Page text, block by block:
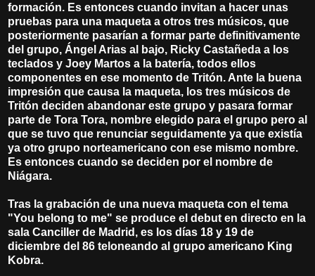
formación. Es entonces cuando invitan a hacer unas
pruebas para una maqueta a otros tres músicos, que
posteriormente pasarían a formar parte definitivamente
del grupo, Ángel Arias al bajo, Ricky Castañeda a los
teclados y Joey Martos a la batería, todos ellos
componentes en ese momento de Tritón. Ante la buena
impresión que causa la maqueta, los tres músicos de
Tritón deciden abandonar este grupo y pasara formar
parte de Tora Tora, nombre elegido para el grupo pero al
que se tuvo que renunciar seguidamente ya que existía
ya otro grupo norteamericano con ese mismo nombre.
Es entonces cuando se deciden por el nombre de
Niágara.
Tras la grabación de una nueva maqueta con el tema
"You belong to me" se produce el debut en directo en la
sala Canciller de Madrid, es los días 18 y 19 de
diciembre del 86 teloneando al grupo americano King
Kobra.